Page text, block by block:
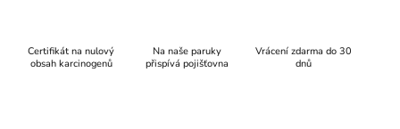
Certifikát na nulový
obsah karcinogenů
Na naše paruky
přispívá pojišťovna
Vrácení zdarma do 30
dnů